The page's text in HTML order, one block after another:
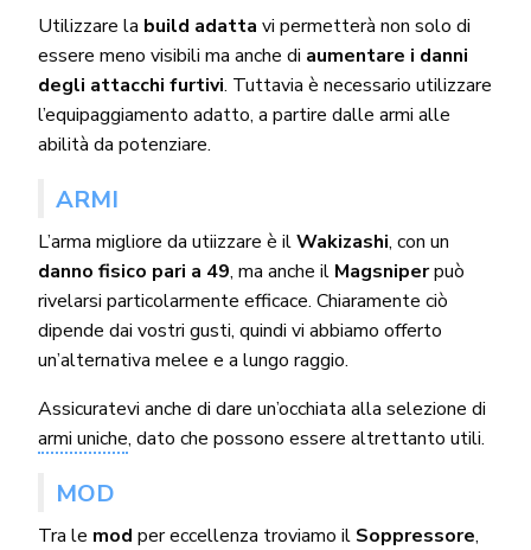
Utilizzare la build adatta vi permetterà non solo di
essere meno visibili ma anche di aumentare i danni
degli attacchi furtivi. Tuttavia è necessario utilizzare
l’equipaggiamento adatto, a partire dalle armi alle
abilità da potenziare.
ARMI
L’arma migliore da utiizzare è ilWakizashi, con un
danno fisico pari a 49, ma anche il Magsniperpuò
rivelarsi particolarmente efficace. Chiaramente ciò
dipende dai vostri gusti, quindi vi abbiamo offerto
un’alternativa melee e a lungo raggio.
Assicuratevi anche di dare un’occhiata alla selezione di
armi uniche, dato che possono essere altrettanto utili.
MOD
Tra le mod per eccellenza troviamo il Soppressore,